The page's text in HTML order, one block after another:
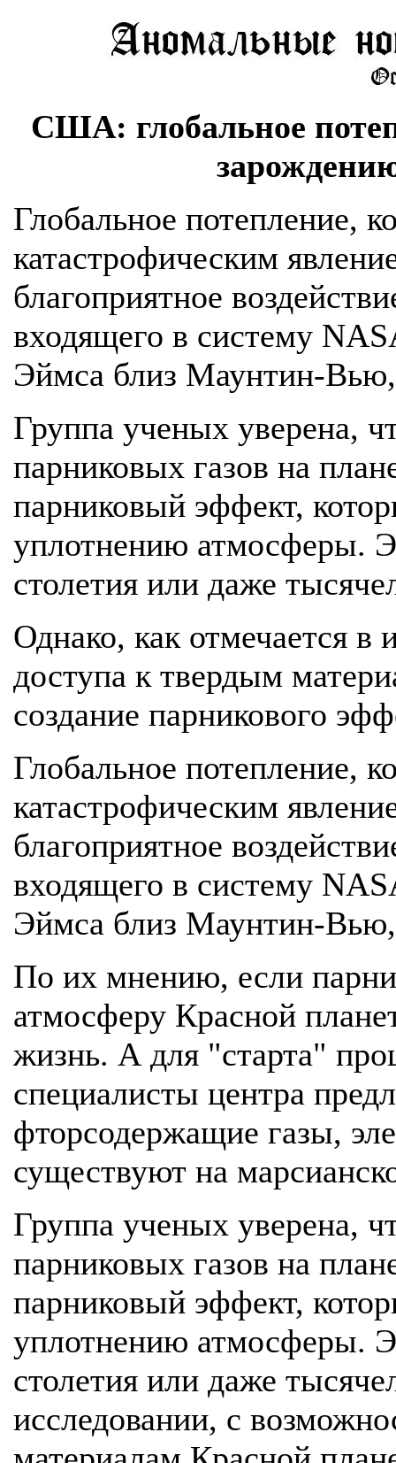
США: глобальное
Глобальное потепление,
катастрофическим
благоприятное
входящего в систему
Эймса близ Маунтин-
Группа ученых уверена,
парниковых газов на
парниковый эффект,
уплотнению атмосферы.
столетия или даже
Однако, как отмечается в
доступа к твердым
создание парникового
Глобальное потепление,
катастрофическим
благоприятное
входящего в систему
Эймса близ Маунтин-
По их мнению, если
атмосферу Красной
жизнь. А для "старта"
специалисты центра
фторсодержащие газы,
существуют на
Группа ученых уверена,
парниковых газов на
парниковый эффект,
уплотнению атмосферы.
столетия или даже
исследовании, с